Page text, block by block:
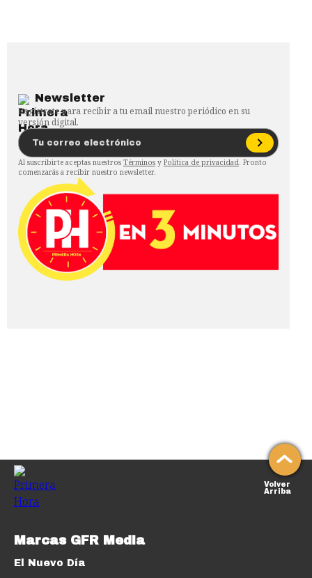
Newsletter
Regístrate para recibir a tu email nuestro periódico en su
versión digital.
Al suscribirte aceptas nuestros Términos y Política de privacidad. Pronto
comenzarás a recibir nuestro newsletter.
Volver
Arriba
Marcas GFR Media
El Nuevo Día